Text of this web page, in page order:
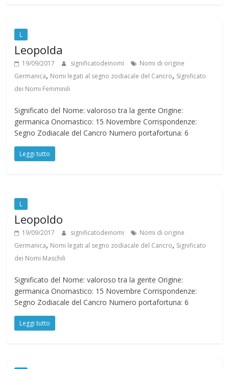
L
Leopolda
19/09/2017 significatodeinomi
Nomi di origine
Germanica, Nomi legati al segno zodiacale del Cancro, Significato
dei Nomi Femminili
Significato del Nome: valoroso tra la gente Origine:
germanica Onomastico: 15 Novembre Corrispondenze:
Segno Zodiacale del Cancro Numero portafortuna: 6
Leggi tutto
L
Leopoldo
19/09/2017 significatodeinomi
Nomi di origine
Germanica, Nomi legati al segno zodiacale del Cancro, Significato
dei Nomi Maschili
Significato del Nome: valoroso tra la gente Origine:
germanica Onomastico: 15 Novembre Corrispondenze:
Segno Zodiacale del Cancro Numero portafortuna: 6
Leggi tutto